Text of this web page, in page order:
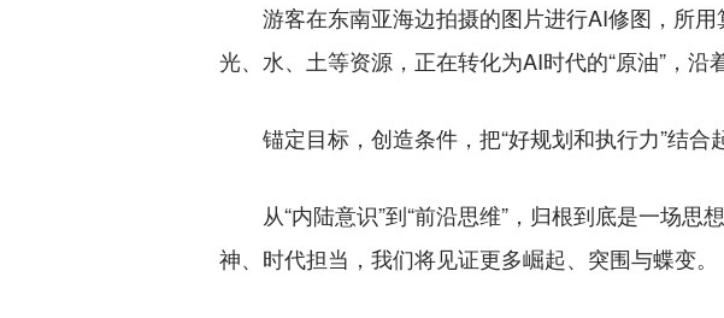
游客在东南亚海边拍摄的图片进行AI修图，所用
光、水、土等资源，正在转化为AI时代的“原油”，沿
锚定目标，创造条件，把“好规划和执行力”结合
从“内陆意识”到“前沿思维”，归根到底是一场思
神、时代担当，我们将见证更多崛起、突围与蝶变。